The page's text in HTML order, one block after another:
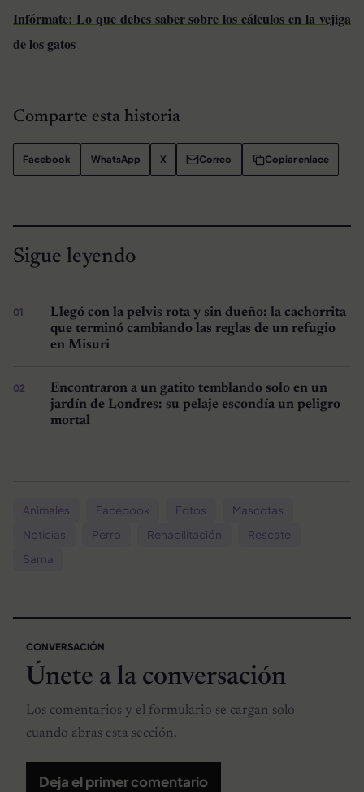
Infórmate: Lo que debes saber sobre los cálculos en la vejiga
de los gatos
Comparte esta historia
Facebook WhatsApp X Correo Copiar enlace
Sigue leyendo
Llegó con la pelvis rota y sin dueño: la cachorrita
que terminó cambiando las reglas de un refugio
en Misuri
Encontraron a un gatito temblando solo en un
jardín de Londres: su pelaje escondía un peligro
mortal
Animales Facebook Fotos
Mascotas
Noticias
Perro Rehabilitación
Rescate
Sarna
CONVERSACIÓN
Únete a la conversación
Los comentarios y el formulario se cargan solo
cuando abras esta sección.
Deja el primer comentario